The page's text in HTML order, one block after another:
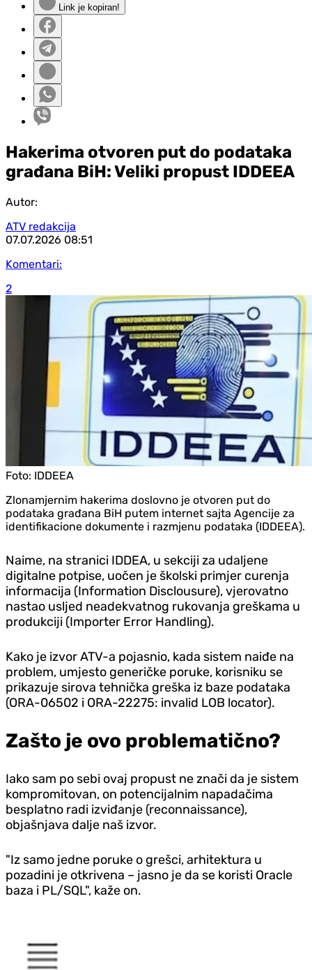
Link je kopiran!
Hakerima otvoren put do podataka
građana BiH: Veliki propust IDDEEA
Autor:
ATV redakcija
07.07.2026 08:51
Komentari:
2
Foto: IDDEEA
Zlonamjernim hakerima doslovno je otvoren put do
podataka građana BiH putem internet sajta Agencije za
identifikacione dokumente i razmjenu podataka (IDDEEA).
Naime, na stranici IDDEA, u sekciji za udaljene
digitalne potpise, uočen je školski primjer curenja
informacija (Information Disclousure), vjerovatno
nastao usljed neadekvatnog rukovanja greškama u
produkciji (Importer Error Handling).
Kako je izvor ATV-a pojasnio, kada sistem naiđe na
problem, umjesto generičke poruke, korisniku se
prikazuje sirova tehnička greška iz baze podataka
(ORA-06502 i ORA-22275: invalid LOB locator).
Zašto je ovo problematično?
Iako sam po sebi ovaj propust ne znači da je sistem
kompromitovan, on potencijalnim napadačima
besplatno radi izviđanje (reconnaissance),
objašnjava dalje naš izvor.
"Iz samo jedne poruke o grešci, arhitektura u
pozadini je otkrivena – jasno je da se koristi Oracle
baza i PL/SQL", kaže on.